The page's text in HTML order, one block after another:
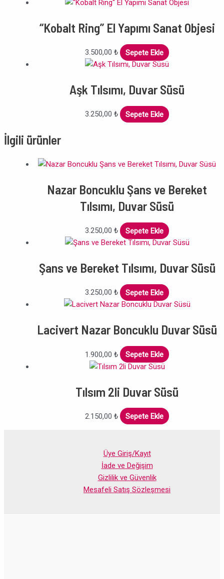
“Kobalt Ring” El Yapımı Sanat Objesi
3.500,00 ₺ Sepete Ekle
Aşk Tılsımı, Duvar Süsü
3.250,00 ₺ Sepete Ekle
İlgili ürünler
Nazar Boncuklu Şans ve Bereket
Tılsımı, Duvar Süsü
3.250,00 ₺ Sepete Ekle
Şans ve Bereket Tılsımı, Duvar Süsü
3.250,00 ₺ Sepete Ekle
Lacivert Nazar Boncuklu Duvar Süsü
1.900,00 ₺ Sepete Ekle
Tılsım 2li Duvar Süsü
2.150,00 ₺ Sepete Ekle
Üye Giriş/Kayıt
İade ve Değişim
Gizlilik ve Güvenlik
Mesafeli Satış Sözleşmesi